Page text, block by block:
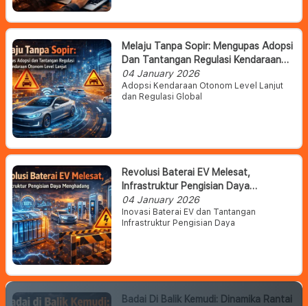
Melaju Tanpa Sopir: Mengupas Adopsi
Dan Tantangan Regulasi Kendaraan
Otonom Level Lanjut
04 January 2026
Adopsi Kendaraan Otonom Level Lanjut
dan Regulasi Global
Revolusi Baterai EV Melesat,
Infrastruktur Pengisian Daya
Menghadang
04 January 2026
Inovasi Baterai EV dan Tantangan
Infrastruktur Pengisian Daya
Badai Di Balik Kemudi: Dinamika Rantai